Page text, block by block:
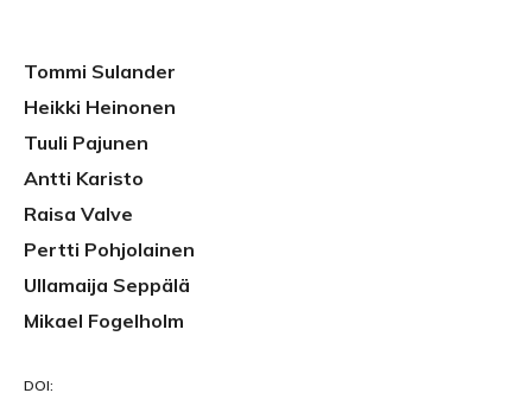
Tommi Sulander
Heikki Heinonen
Tuuli Pajunen
Antti Karisto
Raisa Valve
Pertti Pohjolainen
Ullamaija Seppälä
Mikael Fogelholm
DOI: